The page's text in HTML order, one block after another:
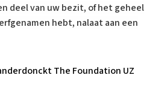
deel van uw bezit, of het geheel
hebt, nalaat aan een
The Foundation UZ